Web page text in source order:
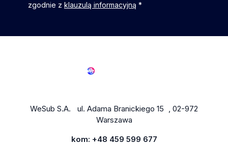
zgodnie z klauzulą informacyjną *
WeSub S.A. ul. Adama Branickiego 15 , 02-972
Warszawa
kom: +48 459 599 677